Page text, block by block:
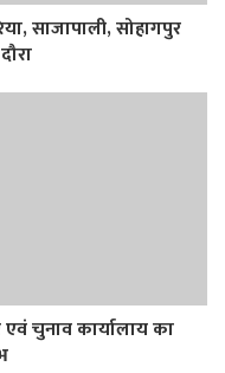
साजापाली, सोहागपुर
एवं चुनाव कार्यालाय का